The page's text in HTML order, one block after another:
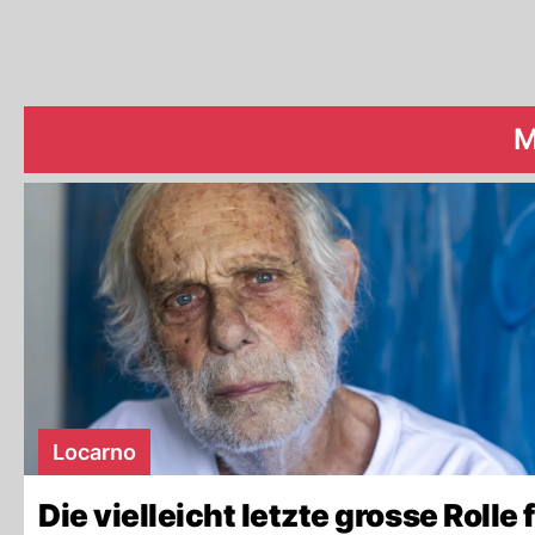
Locarno
Die vielleicht letzte grosse Rolle